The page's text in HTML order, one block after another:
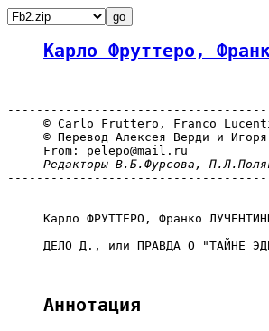
Карло Фруттеро,
© Carlo Fruttero, Franco
© Перевод Алексея Верди и
     From: pelepo@mail.ru
Редакторы В.Б.Фурсова,
Карло ФРУТТЕРО, Франко
ДЕЛО Д., или ПРАВДА О "ТАЙНЕ
Аннотация